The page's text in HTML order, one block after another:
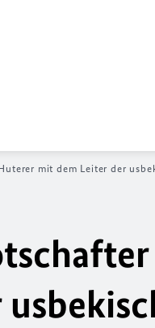
mit dem Leiter der